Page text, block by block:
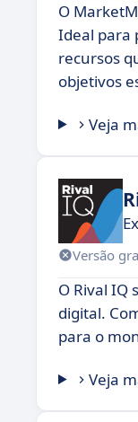
O
Ideal para
recursos
objetivos
Veja
Versão
O Rival
digital.
para o
Veja